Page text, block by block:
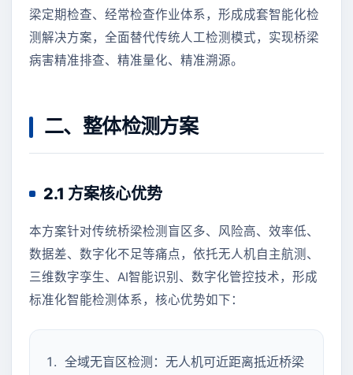
梁定期检查、经常检查作业体系，形成成套智能化检
测解决方案，全面替代传统人工检测模式，实现桥梁
病害精准排查、精准量化、精准溯源。
二、整体检测方案
2.1 方案核心优势
本方案针对传统桥梁检测盲区多、风险高、效率低、
数据差、数字化不足等痛点，依托无人机自主航测、
三维数字孪生、AI智能识别、数字化管控技术，形成
标准化智能检测体系，核心优势如下：
全域无盲区检测：无人机可近距离抵近桥梁